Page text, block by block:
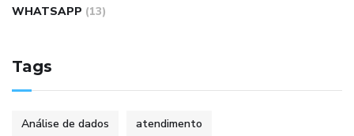
WHATSAPP (13)
Tags
Análise de dados atendimento